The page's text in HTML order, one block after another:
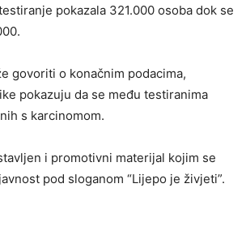
pokazala 321.000 osoba dok se
govoriti o konačnim podacima,
pokazuju da se među testiranima
s karcinomom.
i promotivni materijal kojim se
pod sloganom “Lijepo je živjeti”.